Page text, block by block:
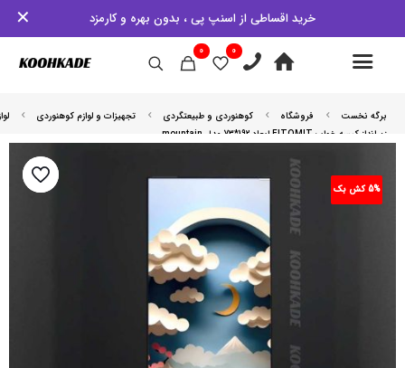
خرید اقساطی از اسنپ پی ، بدون بهره و کارمزد ✕
0
0
برگه نخست فروشگاه کوهنوردی و طبیعتگردی تجهیزات و لوازم کوهنوردی
زیرانداز کیسه خواب FITOMIT ابعاد 192*73 مدل mountain
5% کش بک